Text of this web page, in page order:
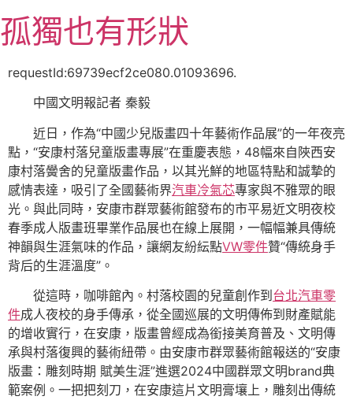
至
主
孤獨也有形狀
requestId:69739ecf2ce080.01093696.
中國文明報記者 秦毅
近日，作為“中國少兒版畫四十年藝術作品展”的一年夜亮
點，“安康村落兒童版畫專展”在重慶表態，48幅來自陜西安
康村落黌舍的兒童版畫作品，以其光鮮的地區特點和誠摯的
感情表達，吸引了全國藝術界汽車冷氣芯專家與不雅眾的眼
光。與此同時，安康市群眾藝術館發布的市平易近文明夜校
春季成人版畫班畢業作品展也在線上展開，一幅幅兼具傳統
神韻與生涯氣味的作品，讓網友紛紜點VW零件贊“傳統身手
背后的生涯溫度”。
從這時，咖啡館內。村落校園的兒童創作到 台北汽車零
件成人夜校的身手傳承，從全國巡展的文明傳佈到財產賦能
的增收實行，在安康，版畫曾經成為銜接美育普及、文明傳
承與村落復興的藝術紐帶。由安康市群眾藝術館報送的“安康
版畫：雕刻時期 賦美生涯”進選2024中國群眾文明brand典
範案例。一把把刻刀，在安康這片文明膏壤上，雕刻出傳統